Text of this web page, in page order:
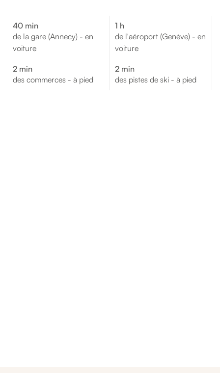
40 min
de la gare (Annecy) - en
voiture
1 h
de l'aéroport (Genève) - en
voiture
2 min
des commerces - à pied
2 min
des pistes de ski - à pied